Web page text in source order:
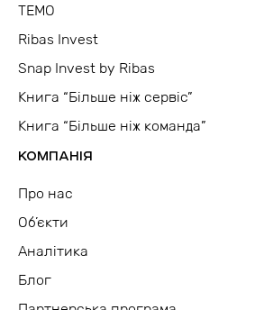
TEMO
Ribas Invest
Snap Invest by Ribas
Книга “Більше ніж сервіс”
Книга “Більше ніж команда”
КОМПАНІЯ
Про нас
Об’єкти
Аналітика
Блог